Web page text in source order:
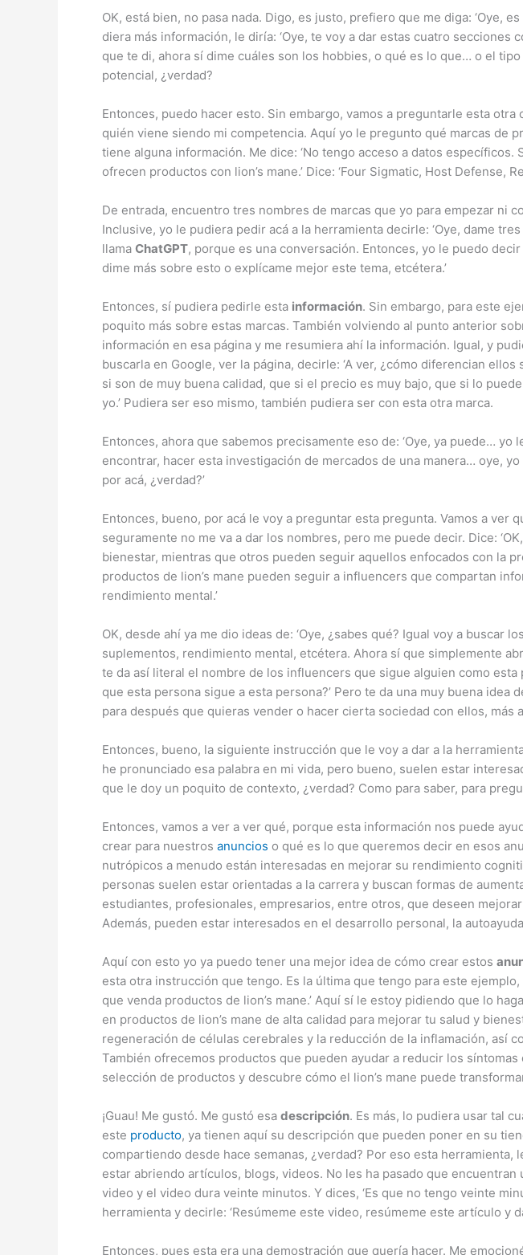
OK, está bien, no pasa nada. Digo, es justo, prefiero que me diga: ‘Oye,
diera más información, le diría: ‘Oye, te voy a dar estas cuatro
que te di, ahora sí dime cuáles son los hobbies, o qué es lo que… o el
potencial, ¿verdad?
Entonces, puedo hacer esto. Sin embargo, vamos a preguntarle esta
quién viene siendo mi competencia. Aquí yo le pregunto qué marcas de
tiene alguna información. Me dice: ‘No tengo acceso a datos
ofrecen productos con lion’s mane.’ Dice: ‘Four Sigmatic, Host Defense,
De entrada, encuentro tres nombres de marcas que yo para empezar ni
Inclusive, yo le pudiera pedir acá a la herramienta decirle: ‘Oye, dame
llama ChatGPT, porque es una conversación. Entonces, yo le puedo
dime más sobre esto o explícame mejor este tema, etcétera.’
Entonces, sí pudiera pedirle esta información. Sin embargo, para este
poquito más sobre estas marcas. También volviendo al punto anterior
información en esa página y me resumiera ahí la información. Igual, y
buscarla en Google, ver la página, decirle: ‘A ver, ¿cómo diferencian
si son de muy buena calidad, que si el precio es muy bajo, que si lo
yo.’ Pudiera ser eso mismo, también pudiera ser con esta otra marca.
Entonces, ahora que sabemos precisamente eso de: ‘Oye, ya puede…
encontrar, hacer esta investigación de mercados de una manera… oye,
por acá, ¿verdad?’
Entonces, bueno, por acá le voy a preguntar esta pregunta. Vamos a
seguramente no me va a dar los nombres, pero me puede decir. Dice:
bienestar, mientras que otros pueden seguir aquellos enfocados con la
productos de lion’s mane pueden seguir a influencers que compartan
rendimiento mental.’
OK, desde ahí ya me dio ideas de: ‘Oye, ¿sabes qué? Igual voy a buscar los
suplementos, rendimiento mental, etcétera. Ahora sí que simplemente
te da así literal el nombre de los influencers que sigue alguien como
que esta persona sigue a esta persona?’ Pero te da una muy buena
para después que quieras vender o hacer cierta sociedad con ellos, más
Entonces, bueno, la siguiente instrucción que le voy a dar a la
he pronunciado esa palabra en mi vida, pero bueno, suelen estar
que le doy un poquito de contexto, ¿verdad? Como para saber, para
Entonces, vamos a ver a ver qué, porque esta información nos puede
crear para nuestros anuncios o qué es lo que queremos decir en esos
nutrópicos a menudo están interesadas en mejorar su rendimiento
personas suelen estar orientadas a la carrera y buscan formas de
estudiantes, profesionales, empresarios, entre otros, que deseen
Además, pueden estar interesados en el desarrollo personal, la
Aquí con esto yo ya puedo tener una mejor idea de cómo crear estos
esta otra instrucción que tengo. Es la última que tengo para este
que venda productos de lion’s mane.’ Aquí sí le estoy pidiendo que lo
en productos de lion’s mane de alta calidad para mejorar tu salud y
regeneración de células cerebrales y la reducción de la inflamación, así
También ofrecemos productos que pueden ayudar a reducir los
selección de productos y descubre cómo el lion’s mane puede
¡Guau! Me gustó. Me gustó esa descripción. Es más, lo pudiera usar tal
este producto, ya tienen aquí su descripción que pueden poner en su
compartiendo desde hace semanas, ¿verdad? Por eso esta
estar abriendo artículos, blogs, videos. No les ha pasado que
video y el video dura veinte minutos. Y dices, ‘Es que no tengo veinte
herramienta y decirle: ‘Resúmeme este video, resúmeme este artículo y
Entonces, pues esta era una demostración que quería hacer. Me